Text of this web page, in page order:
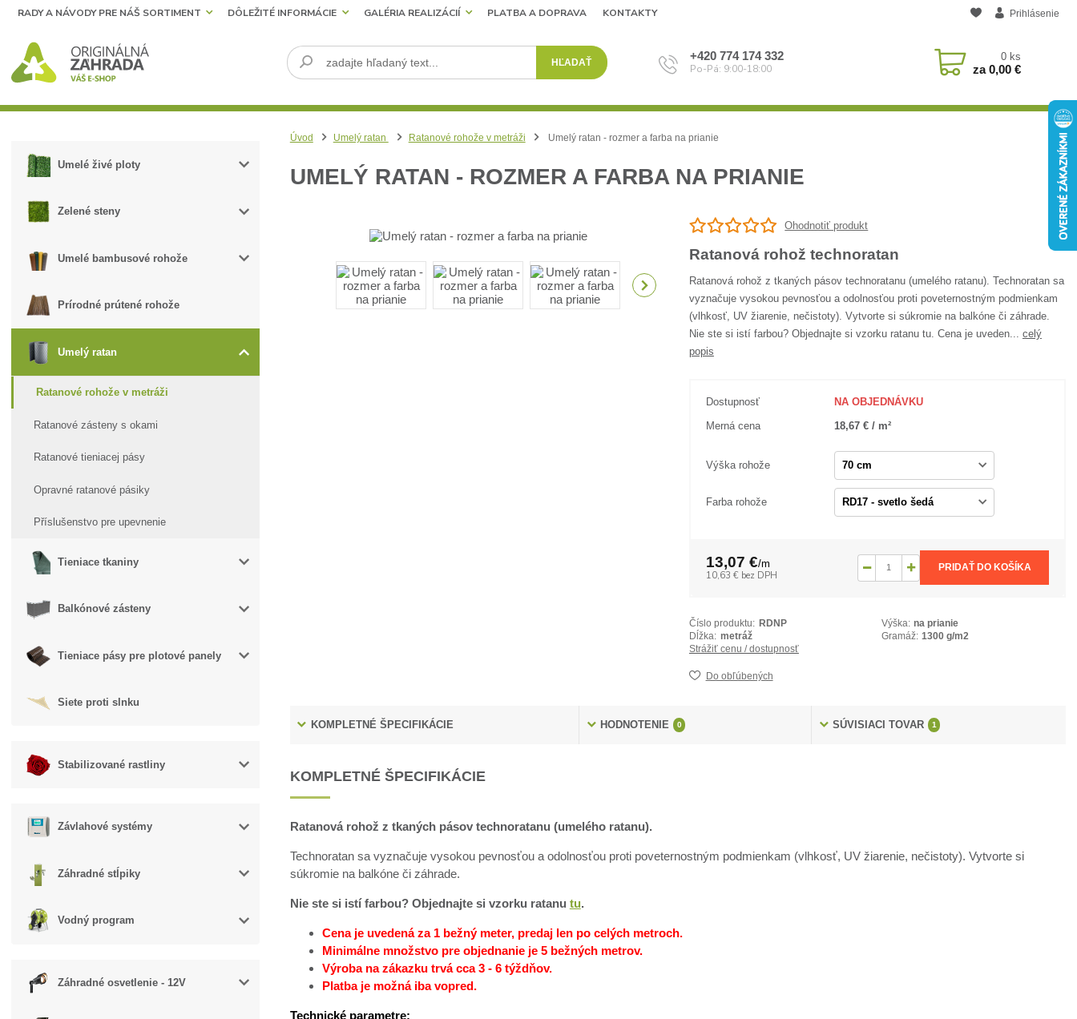
RADY A NÁVODY PRE NÁŠ SORTIMENT DÔLEŽITÉ INFORMÁCIE GALÉRIA REALIZÁCIÍ PLATBA A DOPRAVA KONTAKTY Prihlásenie
HĽADAŤ +420 774 174 332
Po-Pá: 9:00-18:00
0 ks
za0,00 €
Umelé živé ploty
Zelené steny
Umelé bambusové rohože
Prírodné prútené rohože
Umelý ratan
Ratanové rohože v metráži
Ratanové zásteny s okami
Ratanové tieniacej pásy
Opravné ratanové pásiky
Příslušenstvo pre upevnenie
Tieniace tkaniny
Balkónové zásteny
Tieniace pásy pre plotové panely
Siete proti slnku
Stabilizované rastliny
Závlahové systémy
Záhradné stĺpiky
Vodný program
Záhradné osvetlenie - 12V
Úvod Umelý ratan Ratanové rohože v metráži Umelý ratan - rozmer a farba na prianie
UMELÝ RATAN - ROZMER A FARBA NA PRIANIE
Ohodnotiť produkt
Ratanová rohož technoratan
Ratanová rohož z tkaných pásov technoratanu (umelého ratanu). Technoratan sa
vyznačuje vysokou pevnosťou a odolnosťou proti poveternostným podmienkam
(vlhkosť, UV žiarenie, nečistoty). Vytvorte si súkromie na balkóne či záhrade.
Nie ste si istí farbou? Objednajte si vzorku ratanu tu. Cena je uveden... celý
popis
Dostupnosť NA OBJEDNÁVKU
Merná cena 18,67 € / m²
Výška rohože
Farba rohože
13,07 €/m
10,63 € bez DPH
PRIDAŤ DO KOŠÍKA
Číslo produktu: RDNP Výška: na prianie
Dĺžka: metráž Gramáž: 1300 g/m2
Strážiť cenu / dostupnosť
Do obľúbených
KOMPLETNÉ ŠPECIFIKÁCIE HODNOTENIE 0 SÚVISIACI TOVAR 1
KOMPLETNÉ ŠPECIFIKÁCIE
Ratanová rohož z tkaných pásov technoratanu (umelého ratanu).
Technoratan sa vyznačuje vysokou pevnosťou a odolnosťou proti poveternostným podmienkam (vlhkosť, UV žiarenie, nečistoty). Vytvorte si
súkromie na balkóne či záhrade.
Nie ste si istí farbou? Objednajte si vzorku ratanu tu.
Cena je uvedená za 1 bežný meter, predaj len po celých metroch.
Minimálne množstvo pre objednanie je 5 bežných metrov.
Výroba na zákazku trvá cca 3 - 6 týždňov.
Platba je možná iba vopred.
Technické parametre: